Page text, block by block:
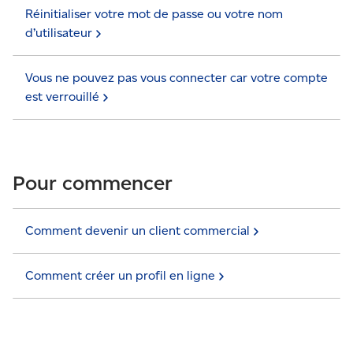
Réinitialiser votre mot de passe ou votre nom
d’utilisateur
Vous ne pouvez pas vous connecter car votre compte
est verrouillé
Pour commencer
Comment devenir un client commercial
Comment créer un profil en ligne